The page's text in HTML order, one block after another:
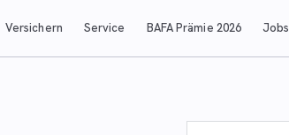
Versichern Service BAFA Prämie 2026 Jobs